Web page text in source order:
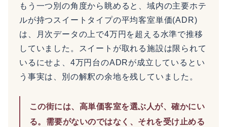
もう一つ別の角度から眺めると、域内の主要ホテ
ルが持つスイートタイプの平均客室単価(ADR)
は、月次データの上で4万円を超える水準で推移
していました。スイートが取れる施設は限られて
いるにせよ、4万円台のADRが成立しているとい
う事実は、別の解釈の余地を残していました。
この街には、高単価客室を選ぶ人が、確かにい
る。需要がないのではなく、それを受け止める